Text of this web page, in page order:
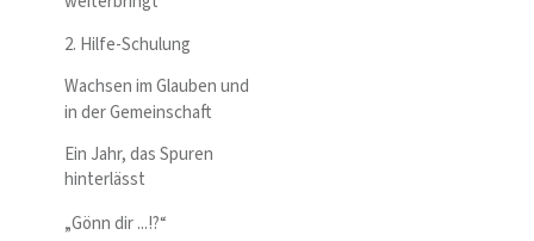
2. Hilfe-Schulung
Wachsen im Glauben und
in der Gemeinschaft
Ein Jahr, das Spuren
hinterlässt
„Gönn dir ...!?“